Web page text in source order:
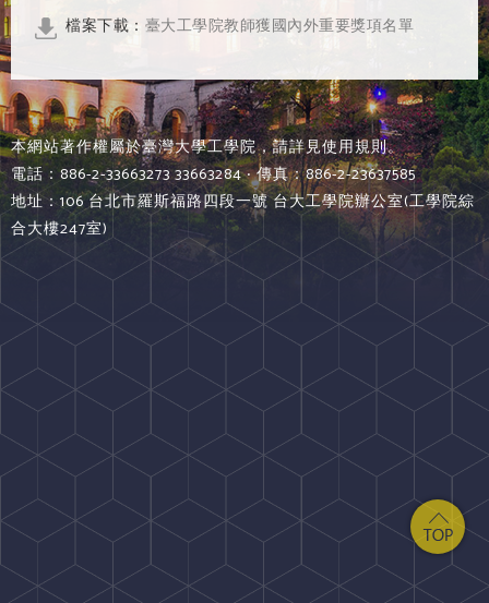
檔案下載： 臺大工學院教師獲國內外重要獎項名單
本網站著作權屬於臺灣大學工學院，請詳見使用規則。
電話：886-2-33663273 33663284 ‧ 傳真：886-2-23637585
地址：106 台北市羅斯福路四段一號 台大工學院辦公室(工學院綜
合大樓247室)